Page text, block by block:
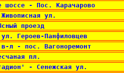
шоссе - Пос. Карачарово
ул.
проезд
Героев-Панфиловцев
в-л - пос. Вагоноремонт
пл.
- Сенежская ул.